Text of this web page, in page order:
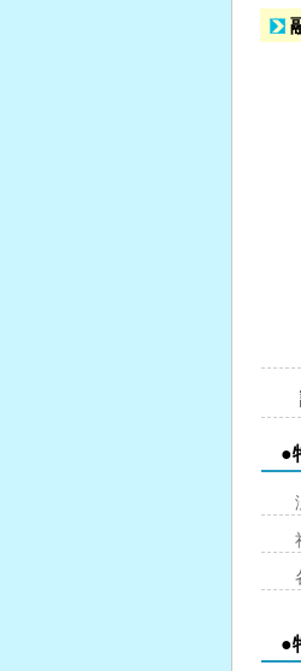
●
●